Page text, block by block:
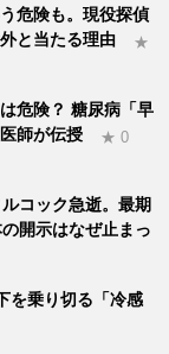
危険も。現役探偵
と当たる理由
★
危険？ 糖尿病「早
師が伝授
★ 0
コック急逝。最期
開示はなぜ止まっ
を乗り切る「冷感